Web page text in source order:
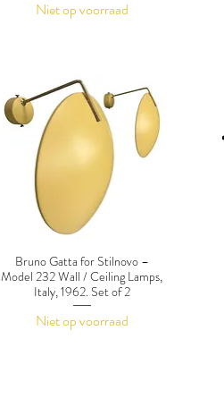
Niet op voorraad
Bruno Gatta for Stilnovo –
Model 232 Wall / Ceiling Lamps,
Italy, 1962. Set of 2
Niet op voorraad